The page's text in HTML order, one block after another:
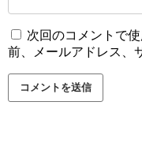
次回のコメントで
前、メールアドレス、